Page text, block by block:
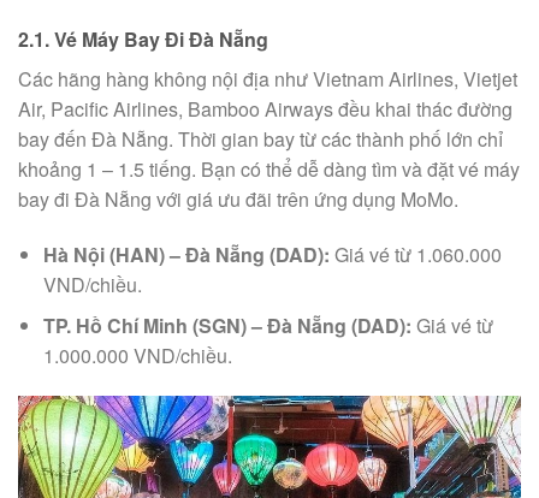
2.1. Vé Máy Bay Đi Đà Nẵng
Các hãng hàng không nội địa như Vietnam Airlines, Vietjet
Air, Pacific Airlines, Bamboo Airways đều khai thác đường
bay đến Đà Nẵng. Thời gian bay từ các thành phố lớn chỉ
khoảng 1 – 1.5 tiếng. Bạn có thể dễ dàng tìm và đặt vé máy
bay đi Đà Nẵng với giá ưu đãi trên ứng dụng MoMo.
Hà Nội (HAN) – Đà Nẵng (DAD): Giá vé từ 1.060.000
VND/chiều.
TP. Hồ Chí Minh (SGN) – Đà Nẵng (DAD): Giá vé từ
1.000.000 VND/chiều.